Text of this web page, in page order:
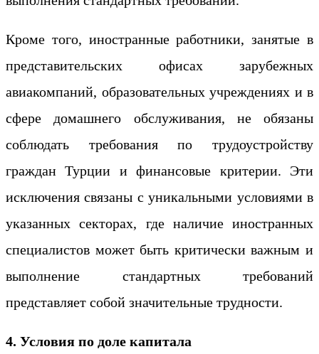
Кроме того, иностранные работники, занятые в
представительских офисах зарубежных
авиакомпаний, образовательных учреждениях и в
сфере домашнего обслуживания, не обязаны
соблюдать требования по трудоустройству
граждан Турции и финансовые критерии. Эти
исключения связаны с уникальными условиями в
указанных секторах, где наличие иностранных
специалистов может быть критически важным и
выполнение стандартных требований
представляет собой значительные трудности.
4. Условия по доле капитала